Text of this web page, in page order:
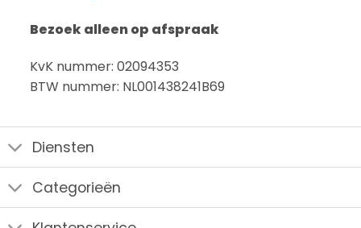
Bezoek alleen op afspraak
KvK nummer: 02094353
BTW nummer: NL001438241B69
Diensten
Categorieën